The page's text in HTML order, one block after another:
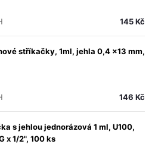
145 Kč
stříkačky, 1ml, jehla 0,4 x13 mm,
146 Kč
s jehlou jednorázová 1 ml, U100,
x 1/2", 100 ks